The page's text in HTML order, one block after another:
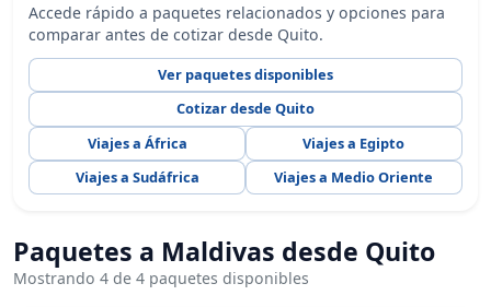
Accede rápido a paquetes relacionados y opciones para
comparar antes de cotizar desde Quito.
Ver paquetes disponibles
Cotizar desde Quito
Viajes a África
Viajes a Egipto
Viajes a Sudáfrica
Viajes a Medio Oriente
Paquetes a Maldivas desde Quito
Mostrando 4 de 4 paquetes disponibles